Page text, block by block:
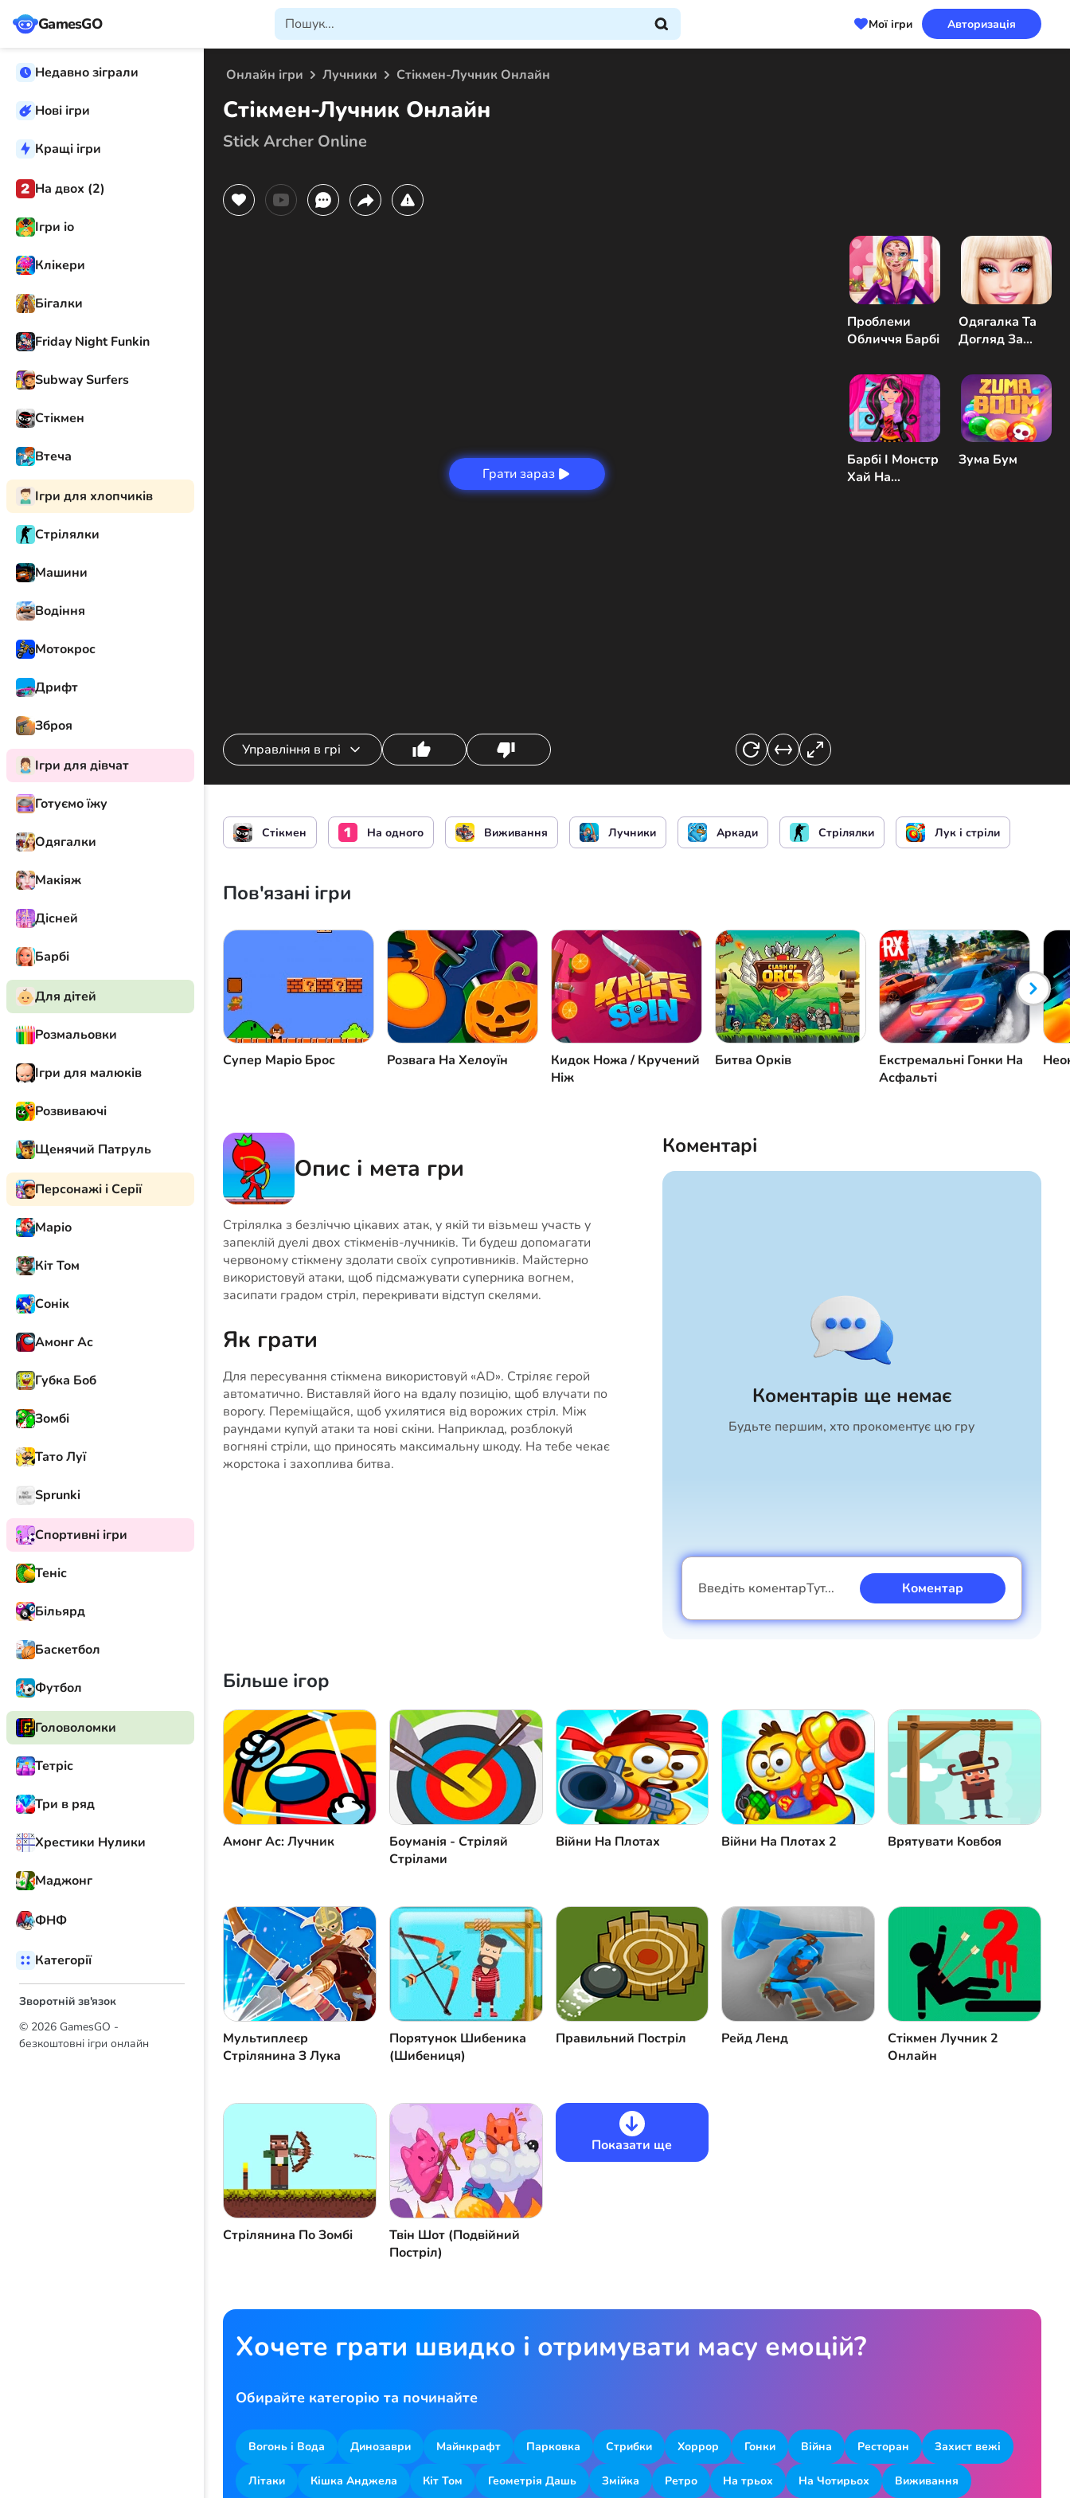
GamesGO Мої ігри Авторизація
Недавно зіграли
Нові ігри
Кращі ігри
На двох (2)
Ігри іо
Клікери
Бігалки
Friday Night Funkin
Subway Surfers
Стікмен
Втеча
Ігри для хлопчиків
Стрілялки
Машини
Водіння
Мотокрос
Дрифт
Зброя
Ігри для дівчат
Готуємо їжу
Одягалки
Макіяж
Дісней
Барбі
Для дітей
Розмальовки
Ігри для малюків
Розвиваючі
Щенячий Патруль
Персонажі і Серії
Маріо
Кіт Том
Сонік
Амонг Ас
Губка Боб
Зомбі
Тато Луї
Sprunki
Спортивні ігри
Теніс
Більярд
Баскетбол
Футбол
Головоломки
Тетріс
Три в ряд
Хрестики Нулики
Маджонг
ФНФ
Категорії
Зворотній зв'язок
© 2026 GamesGO -
безкоштовні ігри онлайн
Онлайн ігри Лучники Стікмен-Лучник Онлайн
Стікмен-Лучник Онлайн
Stick Archer Online
Грати зараз
Проблеми
Обличчя Барбі
Одягалка Та
Догляд За
Барбі І Монстр
Хай На
Зума Бум
Управління в грі
Пересування лучника чи чи чи Суператаки чи чи
Стікмен На одного Виживання Лучники Аркади Стрілялки Лук і стріли
Пов'язані ігри
Супер Маріо Брос Розвага На Хелоуїн
Кидок Ножа / Кручений
Ніж
Битва Орків
Екстремальні Гонки На
Асфальті
Опис і мета гри
Стрілялка з безліччю цікавих атак, у якій ти візьмеш участь у
запеклій дуелі двох стікменів-лучників. Ти будеш допомагати
червоному стікмену здолати своїх супротивників. Майстерно
використовуй атаки, щоб підсмажувати суперника вогнем,
засипати градом стріл, перекривати відступ скелями.
Як грати
Для пересування стікмена використовуй «AD». Стріляє герой
автоматично. Виставляй його на вдалу позицію, щоб влучати по
ворогу. Переміщайся, щоб ухилятися від ворожих стріл. Між
раундами купуй атаки та нові скіни. Наприклад, розблокуй
вогняні стріли, що приносять максимальну шкоду. На тебе чекає
жорстока і захоплива битва.
Коментарі
Коментарів ще немає
Будьте першим, хто прокоментує цю гру
Введіть коментарТут... Коментар
Скасувати Коментар
Більше ігор
Амонг Ас: Лучник
Боуманія - Стріляй
Стрілами
Війни На Плотах Війни На Плотах 2 Врятувати Ковбоя
Мультиплеєр
Стрілянина З Лука
Порятунок Шибеника
(Шибениця)
Правильний Постріл Рейд Ленд
Стікмен Лучник 2
Онлайн
Стрілянина По Зомбі
Твін Шот (Подвійний
Постріл)
Показати ще
Хочете грати швидко і отримувати масу емоцій?
Обирайте категорію та починайте
Вогонь і Вода Динозаври Майнкрафт Парковка Стрибки Хоррор Гонки Війна Ресторан Захист вежі
Літаки Кішка Анджела Кіт Том Геометрія Дашь Змійка Ретро На трьох На Чотирьох Виживання